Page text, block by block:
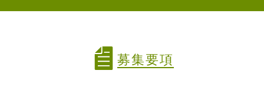
募集要項